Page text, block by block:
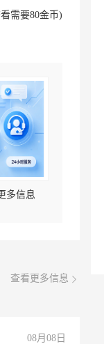
需要80金币)
多信息
查看更多信息
08月08日